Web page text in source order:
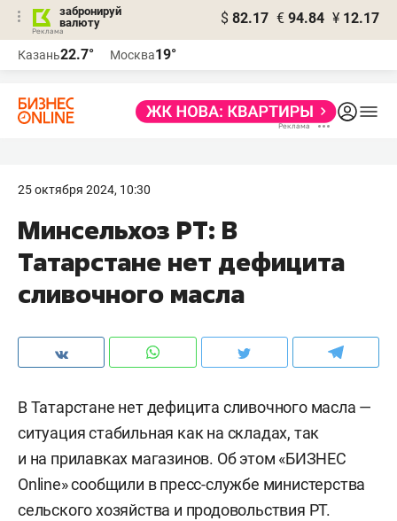
забронируй
валюту
$ 82.17 € 94.84 ¥ 12.17
Казань22.7° Москва19°
25 октября 2024, 10:30
Минсельхоз РТ: В
Татарстане нет дефицита
сливочного масла
В Татарстане нет дефицита сливочного масла —
ситуация стабильная как на складах, так
и на прилавках магазинов. Об этом «БИЗНЕС
Online» сообщили в пресс-службе министерства
сельского хозяйства и продовольствия РТ.